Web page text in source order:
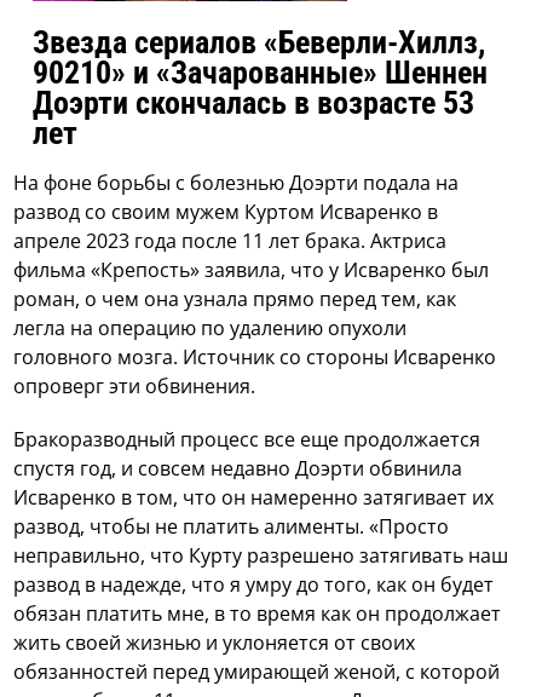
Звезда сериалов «Беверли-Хиллз,
90210» и «Зачарованные» Шеннен
Доэрти скончалась в возрасте 53
лет
На фоне борьбы с болезнью Доэрти подала на
развод со своим мужем Куртом Исваренко в
апреле 2023 года после 11 лет брака. Актриса
фильма «Крепость» заявила, что у Исваренко был
роман, о чем она узнала прямо перед тем, как
легла на операцию по удалению опухоли
головного мозга. Источник со стороны Исваренко
опроверг эти обвинения.
Бракоразводный процесс все еще продолжается
спустя год, и совсем недавно Доэрти обвинила
Исваренко в том, что он намеренно затягивает их
развод, чтобы не платить алименты. «Просто
неправильно, что Курту разрешено затягивать наш
развод в надежде, что я умру до того, как он будет
обязан платить мне, в то время как он продолжает
жить своей жизнью и уклоняется от своих
обязанностей перед умирающей женой, с которой